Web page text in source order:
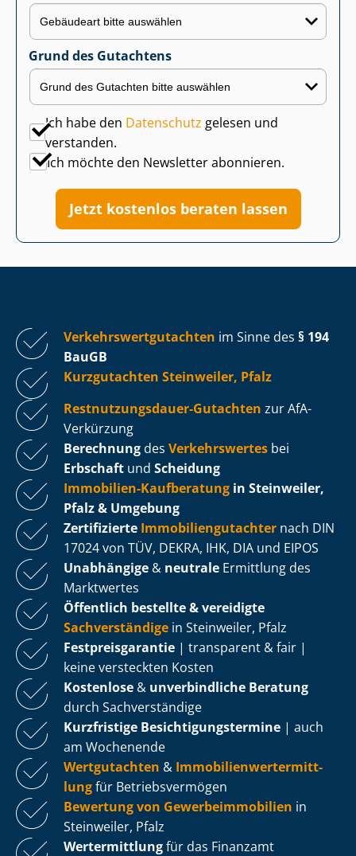
Grund des Gutachtens
Ich habe den Datenschutz gelesen und
verstanden.
Ich möchte den Newsletter abonnieren.
Jetzt kostenlos beraten lassen
Ver­kehrs­wert­gut­ach­ten im Sinne des § 194
BauGB
Kurzgutachten Steinweiler, Pfalz
Rest­nut­zungs­dau­er-Gutachten zur AfA-
Verkürzung
Berechnung des Verkehrswertes bei
Erbschaft und Scheidung
Immobilien-Kaufberatung in Steinweiler,
Pfalz & Umgebung
Zertifizierte Im­mo­bi­li­en­gut­ach­ter nach DIN
17024 von TÜV, DEKRA, IHK, DIA und EIPOS
Unabhängige & neutrale Ermittlung des
Marktwertes
Öffentlich bestellte & vereidigte
Sachverständige in Steinweiler, Pfalz
Fest­preis­ga­ran­tie | transparent & fair |
keine versteckten Kosten
Kostenlose & unverbindliche Beratung
durch Sachverständige
Kurzfristige Be­sich­ti­gungs­ter­mi­ne | auch
am Wochenende
Wertgutachten & Im­mo­bi­li­en­wert­ermitt­
lungfür Be­triebs­ver­mö­gen
Bewertung von Ge­wer­be­im­mo­bi­li­en in
Steinweiler, Pfalz
Wertermittlungfür das Finanzamt